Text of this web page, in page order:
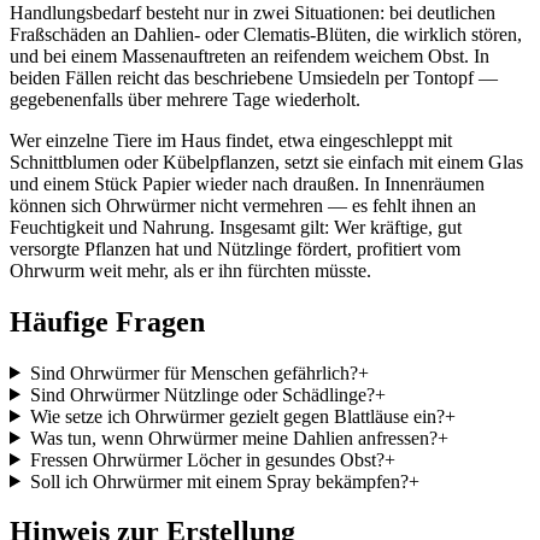
Handlungsbedarf besteht nur in zwei Situationen: bei deutlichen
Fraßschäden an Dahlien- oder Clematis-Blüten, die wirklich stören,
und bei einem Massenauftreten an reifendem weichem Obst. In
beiden Fällen reicht das beschriebene Umsiedeln per Tontopf —
gegebenenfalls über mehrere Tage wiederholt.
Wer einzelne Tiere im Haus findet, etwa eingeschleppt mit
Schnittblumen oder Kübelpflanzen, setzt sie einfach mit einem Glas
und einem Stück Papier wieder nach draußen. In Innenräumen
können sich Ohrwürmer nicht vermehren — es fehlt ihnen an
Feuchtigkeit und Nahrung. Insgesamt gilt: Wer kräftige, gut
versorgte Pflanzen hat und Nützlinge fördert, profitiert vom
Ohrwurm weit mehr, als er ihn fürchten müsste.
Häufige Fragen
Sind Ohrwürmer für Menschen gefährlich?+
Sind Ohrwürmer Nützlinge oder Schädlinge?+
Wie setze ich Ohrwürmer gezielt gegen Blattläuse ein?+
Was tun, wenn Ohrwürmer meine Dahlien anfressen?+
Fressen Ohrwürmer Löcher in gesundes Obst?+
Soll ich Ohrwürmer mit einem Spray bekämpfen?+
Hinweis zur Erstellung